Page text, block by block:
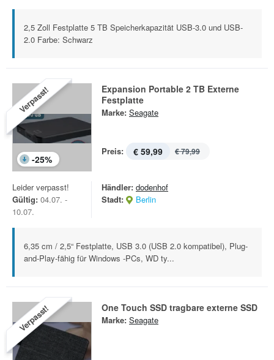
2,5 Zoll Festplatte 5 TB Speicherkapazität USB-3.0 und USB-
2.0 Farbe: Schwarz
Verpasst!
-25%
Expansion Portable 2 TB Externe
Festplatte
Marke: Seagate
Preis: € 59,99 € 79,99
Leider verpasst!
Gültig: 04.07. -
10.07.
Händler: dodenhof
Stadt:
Berlin
6,35 cm / 2,5“ Festplatte, USB 3.0 (USB 2.0 kompatibel), Plug-
and-Play-fähig für Windows -PCs, WD ty...
Verpasst! One Touch SSD tragbare externe SSD
Marke: Seagate